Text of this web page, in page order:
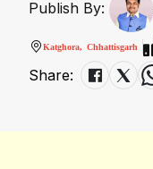
Publish By:
Katghora, Chhattisgarh
Share: